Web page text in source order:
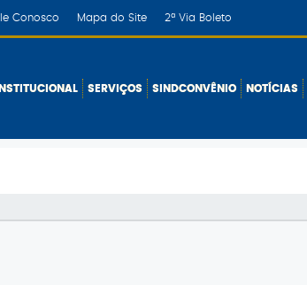
Conosco Mapa do Site 2ª Via Boleto
INSTITUCIONAL SERVIÇOS SINDCONVÊNIO NOTÍCIAS